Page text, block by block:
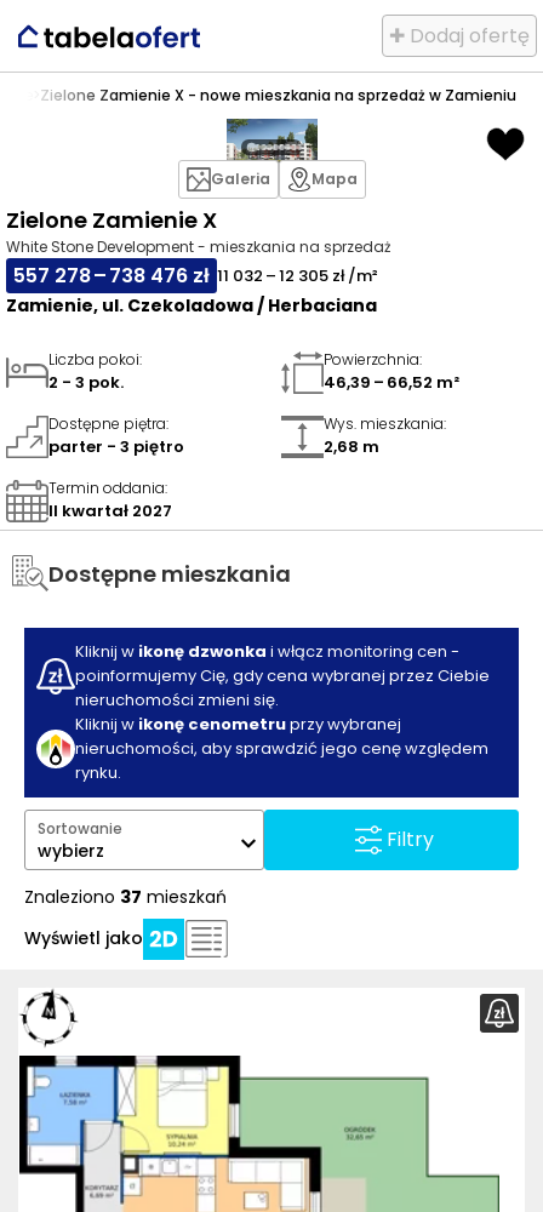
✚ Dodaj ofertę
Zielone Zamienie X - nowe mieszkania na sprzedaż w Zamieniu
Zielone Zamienie X
White Stone Development - mieszkania na sprzedaż
557 278 – 738 476 zł 11 032 – 12 305 zł /m²
Zamienie, ul. Czekoladowa / Herbaciana
Galeria Mapa
Liczba pokoi:
2 - 3 pok.
Powierzchnia:
46,39 – 66,52 m²
Dostępne piętra:
parter - 3 piętro
Wys. mieszkania:
2,68 m
Termin oddania:
II kwartał 2027
Dostępne mieszkania
Kliknij w ikonę dzwonka i włącz monitoring cen -
poinformujemy Cię, gdy cena wybranej przez Ciebie
nieruchomości zmieni się.
Kliknij w ikonę cenometruprzy wybranej
nieruchomości, aby sprawdzić jego cenę względem
rynku.
Filtry
Sortowanie
wybierz
Znaleziono 37 mieszkań
Wyświetl jako